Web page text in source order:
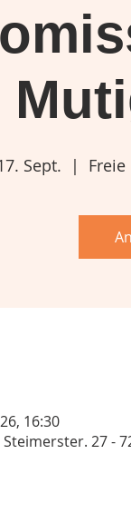
Sept.
  |
16:30
27 -